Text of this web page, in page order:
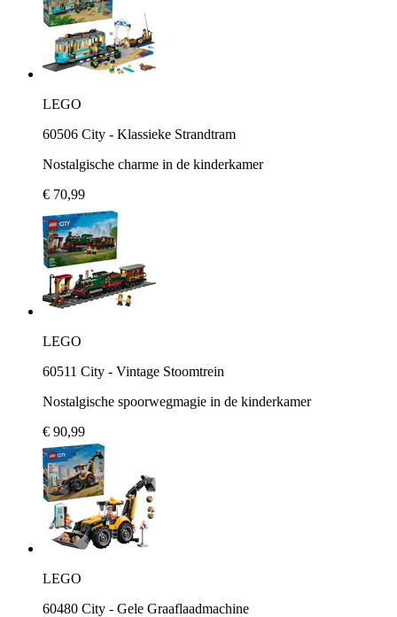
LEGO
60506 City - Klassieke Strandtram
Nostalgische charme in de kinderkamer
€ 70,99
LEGO
60511 City - Vintage Stoomtrein
Nostalgische spoorwegmagie in de kinderkamer
€ 90,99
LEGO
60480 City - Gele Graaflaadmachine